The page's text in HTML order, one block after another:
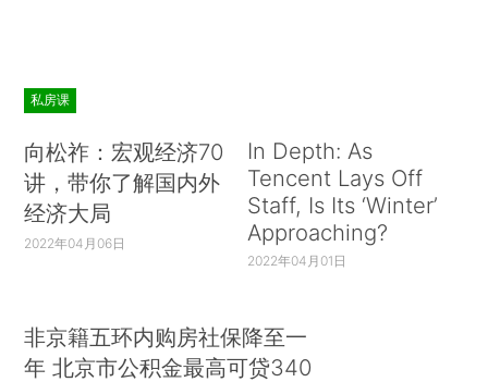
私房课
向松祚：宏观经济70
讲，带你了解国内外
经济大局
2022年04月06日
In Depth: As
Tencent Lays Off
Staff, Is Its ‘Winter’
Approaching?
2022年04月01日
非京籍五环内购房社保降至一
年 北京市公积金最高可贷340